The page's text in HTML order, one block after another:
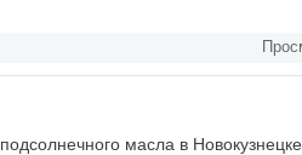
масла в Новокузнецке.